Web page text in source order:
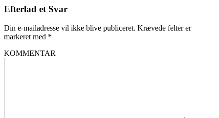
Efterlad et Svar
Din e-mailadresse vil ikke blive publiceret. Krævede felter er
markeret med *
KOMMENTAR